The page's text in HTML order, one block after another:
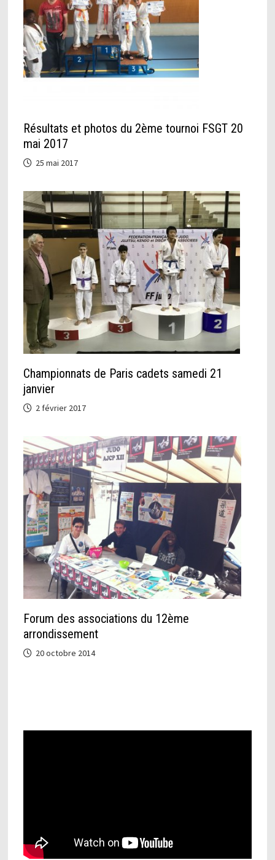
Résultats et photos du 2ème tournoi FSGT 20
mai 2017
25 mai 2017
Championnats de Paris cadets samedi 21
janvier
2 février 2017
Forum des associations du 12ème
arrondissement
20 octobre 2014